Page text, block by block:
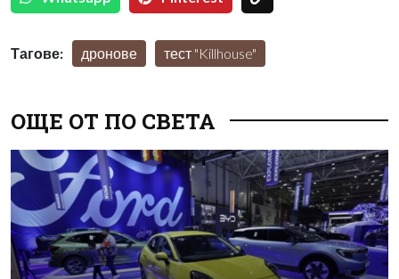
Тагове: дронове тест "Killhouse"
ОЩЕ ОТ ПО СВЕТА